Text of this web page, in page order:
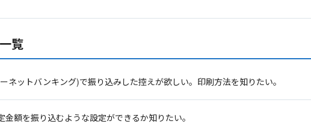
覧
ネットバンキング)で振り込みした控えが欲しい。印刷方法を知りたい。
金額を振り込むような設定ができるか知りたい。